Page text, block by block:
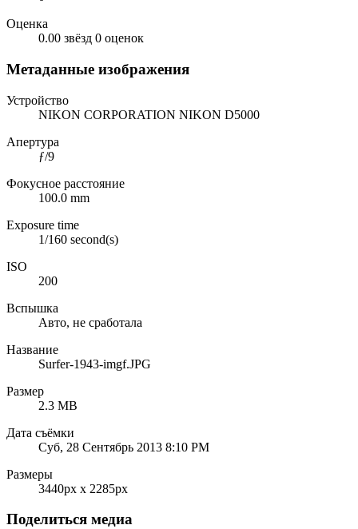
Оценка
0.00 звёзд 0 оценок
Метаданные изображения
Устройство
NIKON CORPORATION NIKON D5000
Апертура
ƒ/9
Фокусное расстояние
100.0 mm
Exposure time
1/160 second(s)
ISO
200
Вспышка
Авто, не сработала
Название
Surfer-1943-imgf.JPG
Размер
2.3 MB
Дата съёмки
Суб, 28 Сентябрь 2013 8:10 PM
Размеры
3440px x 2285px
Поделиться медиа